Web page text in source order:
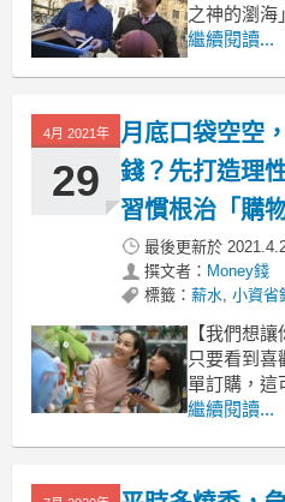
之神的瀏海
會之神總是
繼續閱讀...
4月 2021年
29
月底口袋空空
錢？先打造理
習慣根治「購
最後更新於
撰文者： Money錢
標籤： 薪水, 小資省
【我們想讓
只要看到喜
單訂購，這
象，藉由養
繼續閱讀...